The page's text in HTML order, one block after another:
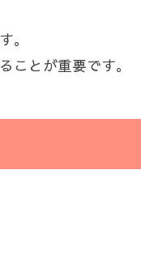
。
とが重要です。